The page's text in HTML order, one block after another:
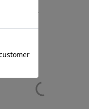
税込